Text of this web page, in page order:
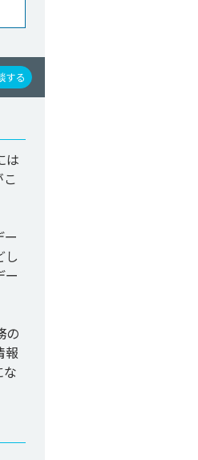
する
は
し
ー
の
報